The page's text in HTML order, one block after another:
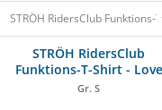
€19,95 €
Love RidersClub Gr. S30,00 €
STRÖH RidersClub Funktions-
STRÖH RidersClub
Funktions-T-Shirt - Love
Peace Horses
Gr. S